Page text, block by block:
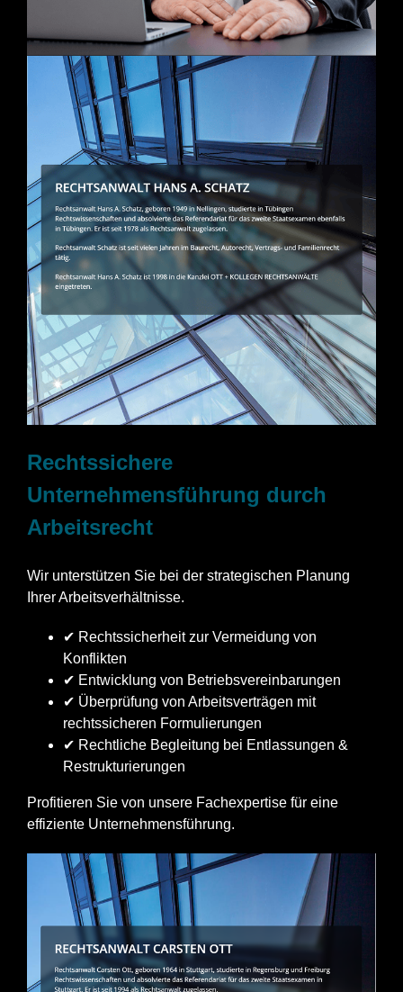
Rechtssichere
Unternehmensführung durch
Arbeitsrecht
Wir unterstützen Sie bei der strategischen Planung
Ihrer Arbeitsverhältnisse.
✔ Rechtssicherheit zur Vermeidung von
Konflikten
✔ Entwicklung von Betriebsvereinbarungen
✔ Überprüfung von Arbeitsverträgen mit
rechtssicheren Formulierungen
✔ Rechtliche Begleitung bei Entlassungen &
Restrukturierungen
Profitieren Sie von unsere Fachexpertise für eine
effiziente Unternehmensführung.